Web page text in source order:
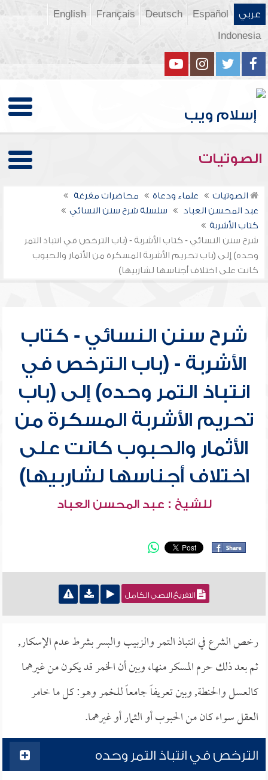
عربي Español
Deutsch
Français
English
Indonesia
الصوتيات
الصوتيات علماء ودعاة
محاضرات مفرغة
عبد المحسن العباد
سلسلة شرح سنن النسائي
كتاب الأشربة
شرح سنن النسائي - كتاب الأشربة - (باب الترخص في انتباذ التمر
وحده) إلى (باب تحريم الأشربة المسكرة من الأثمار والحبوب
كانت على اختلاف أجناسها لشاربيها)
شرح سنن النسائي - كتاب
الأشربة - (باب الترخص في
انتباذ التمر وحده) إلى (باب
تحريم الأشربة المسكرة من
الأثمار والحبوب كانت على
اختلاف أجناسها لشاربيها)
للشيخ : عبد المحسن العباد
التفريغ النصي الكامل
رخص الشرع في انتباذ التمر والزبيب والبسر بشرط عدم الإسكار,
ثم بعد ذلك حرم المسكر منها، وبين أن الخمر قد يكون من غيرهما
كالعسل والحنطة, وبين تعريفاً جامعاً للخمر وهو: كل ما خامر
العقل سواء كان من الحبوب أو الثمار أو غيرهما.
الترخص في انتباذ التمر وحده